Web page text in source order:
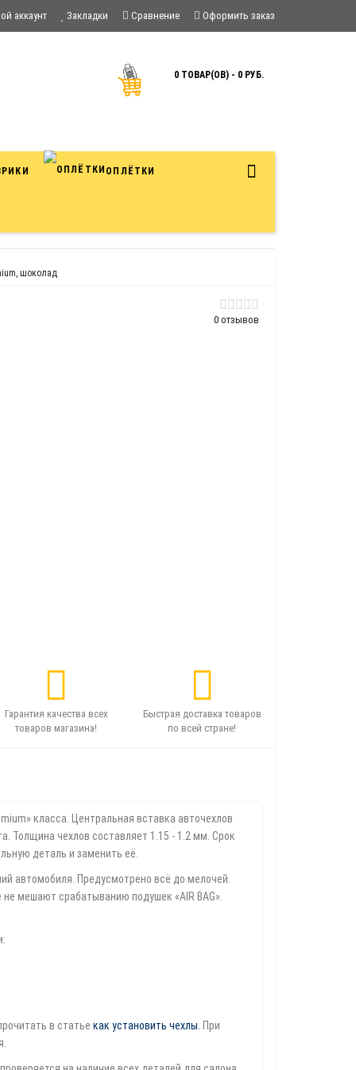
аккаунт Закладки Сравнение Оформить заказ
0 ТОВАР(ОВ) - 0 РУБ.
ОПЛЁТКИ
шоколад
0 отзывов
Гарантия качества всех
товаров магазина!
Быстрая доставка товаров
по всей стране!
класса. Центральная вставка авточехлов
Толщина чехлов составляет 1.15 - 1.2 мм. Срок
деталь и заменить её.
автомобиля. Предусмотрено всё до мелочей.
мешают срабатыванию подушек «AIR BAG».
в статье как установить чехлы При